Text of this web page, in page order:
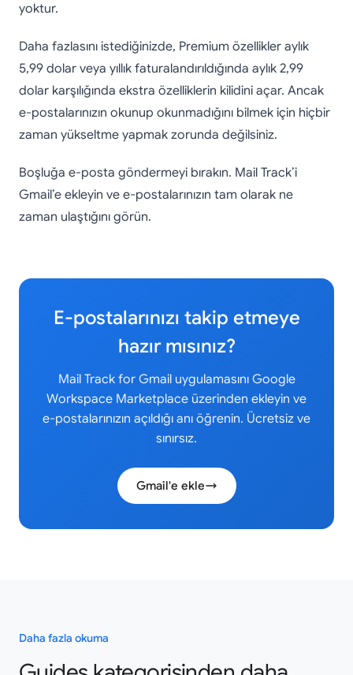
yoktur.
Daha fazlasını istediğinizde, Premium özellikler aylık
5,99 dolar veya yıllık faturalandırıldığında aylık 2,99
dolar karşılığında ekstra özelliklerin kilidini açar. Ancak
e-postalarınızın okunup okunmadığını bilmek için hiçbir
zaman yükseltme yapmak zorunda değilsiniz.
Boşluğa e-posta göndermeyi bırakın. Mail Track’i
Gmail’e ekleyin ve e-postalarınızın tam olarak ne
zaman ulaştığını görün.
E-postalarınızı takip etmeye
hazır mısınız?
Mail Track for Gmail uygulamasını Google
Workspace Marketplace üzerinden ekleyin ve
e-postalarınızın açıldığı anı öğrenin. Ücretsiz ve
sınırsız.
Gmail'e ekle
Daha fazla okuma